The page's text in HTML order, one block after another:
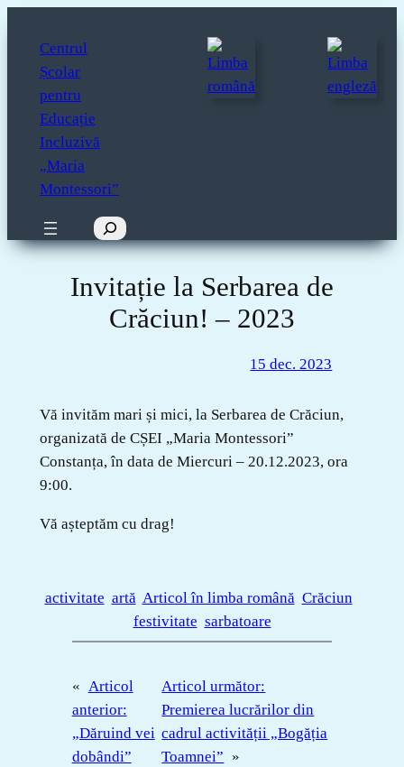
conținut
Centrul
Școlar
pentru
Educație
Incluzivă
„Maria
Montessori”
Caută
Invitație la Serbarea de
Crăciun! – 2023
15 dec. 2023
Vă invităm mari și mici, la Serbarea de Crăciun,
organizată de CȘEI „Maria Montessori”
Constanța, în data de Miercuri – 20.12.2023, ora
9:00.
Vă așteptăm cu drag!
activitate artă Articol în limba română Crăciun
festivitate sarbatoare
« Articol
anterior:
„Dăruind vei
dobândi”
Articol următor:
Premierea lucrărilor din
cadrul activității „Bogăția
Toamnei” »